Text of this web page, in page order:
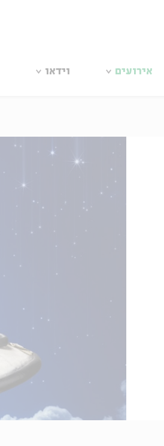
אירועים וידאו